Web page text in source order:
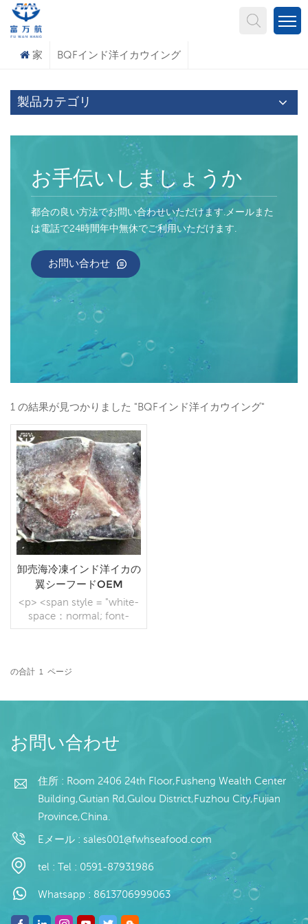
家 BQFインド洋イカウイング
製品カテゴリ
お手伝いしましょうか
都合の良い方法でお問い合わせいただけます.メールまた
は電話で24時間年中無休でご利用いただけます.
お問い合わせ
1 の結果が見つかりました "BQFインド洋イカウイング"
卸売海冷凍インド洋イカの
翼シーフードOEM
<p> <span style = "white-
space：normal; font-
family：MicrosoftYaHei;">
space：normal; font-
</ span> <span style =
YaHei;">名前：</span>イ
ンド洋イカの翼</p>
normal;">仕様：お客様の
仕様</ p> <pstyle =
"white-space：normal;">
プロセス：スキンオン
<br/>グレージング：BQF
能）<br/>パッケージ：
1kg /バッグ、10kg/ウーブ
ンバッグ（カスタマイズ可
"white-space：normal;">
の合計 1 ページ
お問い合わせ
住所 : Room 2406 24th Floor,Fusheng Wealth Center
Building,Gutian Rd,Gulou District,Fuzhou City,Fujian
Province,China.
Eメール : sales001@fwhseafood.com
tel : Tel : 0591-87931986
Whatsapp : 8613706999063